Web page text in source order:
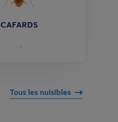
CAFARDS
Tous les nuisibles